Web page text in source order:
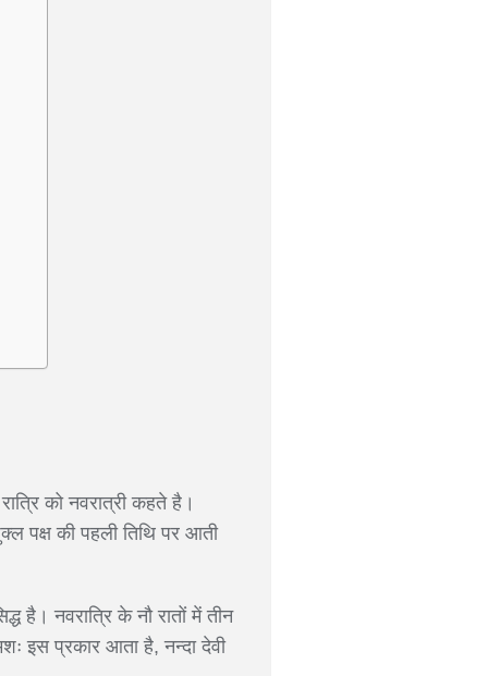
को नवरात्री कहते है।
पक्ष की पहली तिथि पर आती
है। नवरात्रि के नौ रातों में तीन
इस प्रकार आता है, नन्दा देवी